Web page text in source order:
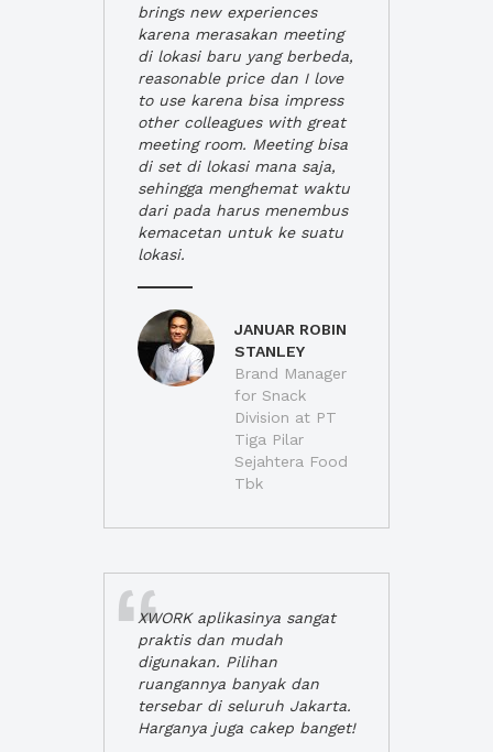
brings new experiences
karena merasakan meeting
di lokasi baru yang berbeda,
reasonable price dan I love
to use karena bisa impress
other colleagues with great
meeting room. Meeting bisa
di set di lokasi mana saja,
sehingga menghemat waktu
dari pada harus menembus
kemacetan untuk ke suatu
lokasi.
JANUAR ROBIN
STANLEY
Brand Manager
for Snack
Division at PT
Tiga Pilar
Sejahtera Food
Tbk
XWORK aplikasinya sangat
praktis dan mudah
digunakan. Pilihan
ruangannya banyak dan
tersebar di seluruh Jakarta.
Harganya juga cakep banget!